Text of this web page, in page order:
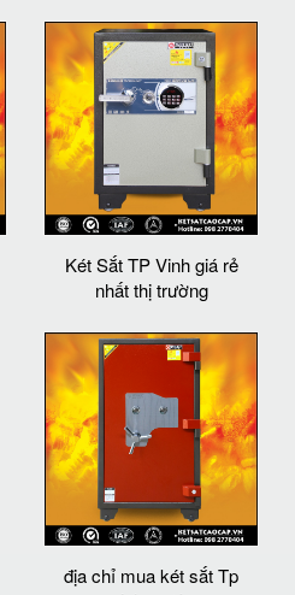
Két Sắt TP Vinh giá rẻ
nhất thị trường
địa chỉ mua két sắt Tp